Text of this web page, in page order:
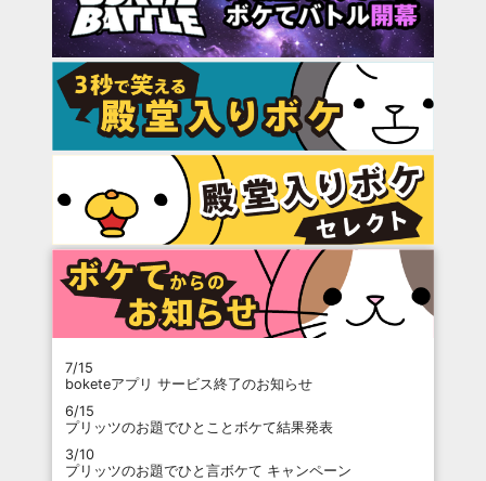
7/15
boketeアプリ サービス終了のお知らせ
6/15
プリッツのお題でひとことボケて結果発表
3/10
プリッツのお題でひと言ボケて キャンペーン